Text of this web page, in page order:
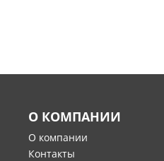
О КОМПАНИИ
О компании
Контакты